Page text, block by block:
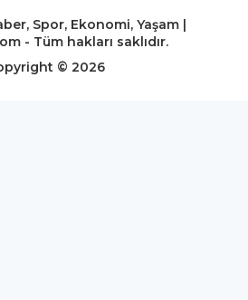
Spor, Ekonomi, Yaşam |
- Tüm hakları saklıdır.
© 2026